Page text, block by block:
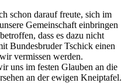
schon darauf freute, sich im
Gemeinschaft einbringen
dass es dazu nicht
Bundesbruder Tschick einen
vermissen werden.
uns im festen Glauben an die
an der ewigen Kneiptafel.